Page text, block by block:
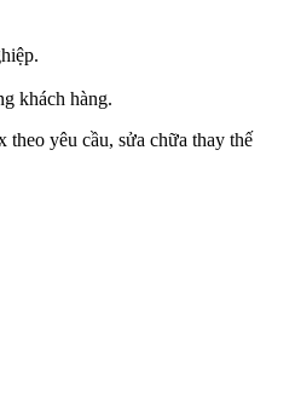
khách hàng.
yêu cầu, sửa chữa thay thế